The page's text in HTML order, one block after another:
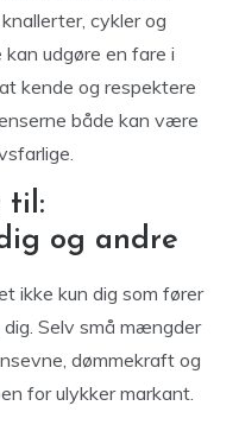
cykler og
udgøre en fare i
kende og respektere
både kan være
til:
og andre
ikke kun dig som fører
Selv små mængder
dømmekraft og
for ulykker markant.